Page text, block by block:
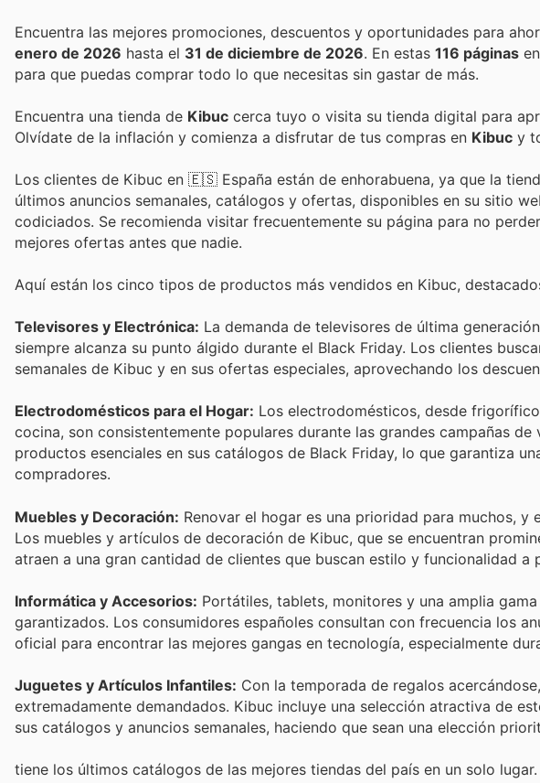
Encuentra las mejores promociones,
enero de 2026 hasta el 31 de diciembre de 2026 . En estas 116 páginas
para que puedas comprar todo lo que necesitas sin gastar de más.
Encuentra una tienda de Kibuc cerca tuyo o visita su tienda digital para
Olvídate de la inflación y comienza a disfrutar de tus compras en Kibuc y
Los clientes de Kibuc en 🇪🇸 España están de enhorabuena, ya que la
últimos anuncios semanales, catálogos y ofertas, disponibles en su sitio
codiciados. Se recomienda visitar frecuentemente su página para no
mejores ofertas antes que nadie.
Aquí están los cinco tipos de productos más vendidos en Kibuc,
Televisores y Electrónica: La demanda de televisores de última
siempre alcanza su punto álgido durante el Black Friday. Los clientes
semanales de Kibuc y en sus ofertas especiales, aprovechando los
Electrodomésticos para el Hogar: Los electrodomésticos, desde
cocina, son consistentemente populares durante las grandes campañas
productos esenciales en sus catálogos de Black Friday, lo que garantiza
compradores.
Muebles y Decoración: Renovar el hogar es una prioridad para muchos,
Los muebles y artículos de decoración de Kibuc, que se encuentran
atraen a una gran cantidad de clientes que buscan estilo y funcionalidad a
Informática y Accesorios: Portátiles, tablets, monitores y una amplia
garantizados. Los consumidores españoles consultan con frecuencia los
oficial para encontrar las mejores gangas en tecnología, especialmente
Juguetes y Artículos Infantiles: Con la temporada de regalos
extremadamente demandados. Kibuc incluye una selección atractiva de
sus catálogos y anuncios semanales, haciendo que sean una elección
tiene los últimos catálogos de las mejores tiendas del país en un solo lugar.